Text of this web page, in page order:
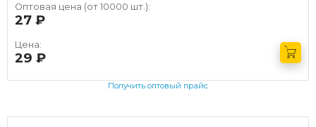
Оптовая цена (от 10000 шт.):
27
Цена:
29
Получить оптовый прайс